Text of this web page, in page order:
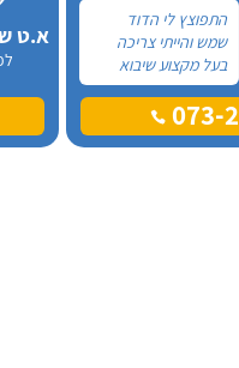
התפוצץ לי הדוד
שמש והייתי צריכה
בעל מקצוע שיבוא
לתקן, כתבתי בגוגל
טכנאי דודים ואז
הגעתי לקבוצה של
073-
א.ט